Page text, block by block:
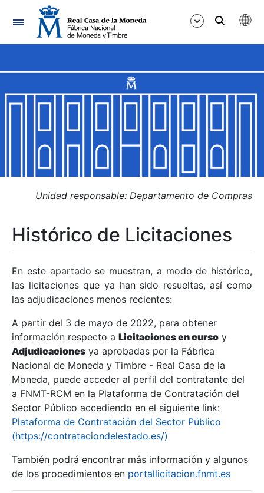
Navegación
Mostrar/Ocultar
Mostrar/Ocultar
Mostrar/Ocultar
Mostrar/Ocultar
Mostrar/Ocultar
Mostrar/Ocultar
Unidad responsable: Departamento de Compras
Histórico de Licitaciones
En este apartado se muestran, a modo de histórico,
las licitaciones que ya han sido resueltas, así como
las adjudicaciones menos recientes:
A partir del 3 de mayo de 2022, para obtener
información respecto a Licitaciones en curso y
Adjudicaciones ya aprobadas por la Fábrica
Nacional de Moneda y Timbre - Real Casa de la
Moneda, puede acceder al perfil del contratante del
a FNMT-RCM en la Plataforma de Contratación del
Sector Público accediendo en el siguiente link:
Plataforma de Contratación del Sector Público
(https://contrataciondelestado.es/)
También podrá encontrar más información y algunos
de los procedimientos en portallicitacion.fnmt.es